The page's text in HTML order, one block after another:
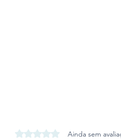
Avaliado com 0 de 5
Ainda sem